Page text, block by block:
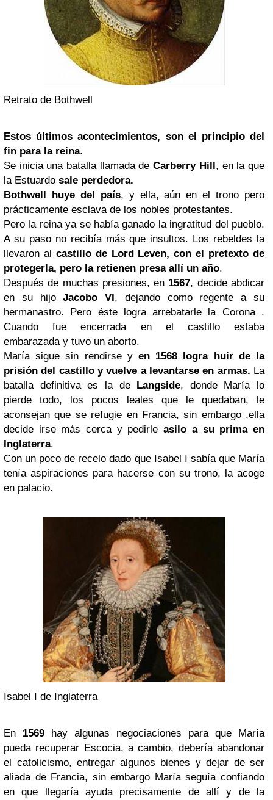
Retrato de Bothwell
Estos últimos acontecimientos, son el principio del
fin para la reina.
Se inicia una batalla llamada de Carberry Hill, en la que
la Estuardo sale perdedora.
Bothwell huye del país, y ella, aún en el trono pero
prácticamente esclava de los nobles protestantes.
Pero la reina ya se había ganado la ingratitud del pueblo.
A su paso no recibía más que insultos. Los rebeldes la
llevaron al castillo de Lord Leven, con el pretexto de
protegerla, pero la retienen presa allí un año.
Después de muchas presiones, en 1567, decide abdicar
en su hijoJacobo VI, dejando como regente a su
hermanastro. Pero éste logra arrebatarle la Corona .
Cuando fue encerrada en el castillo estaba
embarazada y tuvo un aborto.
María sigue sin rendirse y en 1568 logra huir de la
prisión del castillo y vuelve a levantarse en armas. La
batalla definitiva es la de Langside, donde María lo
pierde todo, los pocos leales que le quedaban, le
aconsejan que se refugie en Francia, sin embargo ,ella
decide irse más cerca y pedirleasilo a su prima en
Inglaterra.
Con un poco de recelo dado que Isabel I sabía que María
tenía aspiraciones para hacerse con su trono, la acoge
en palacio.
Isabel I de Inglaterra
En 1569 hay algunas negociaciones para que María
pueda recuperar Escocia, a cambio, debería abandonar
el catolicismo, entregar algunos bienes y dejar de ser
aliada de Francia, sin embargo María seguía confiando
en que llegaría ayuda precisamente de allí y de la